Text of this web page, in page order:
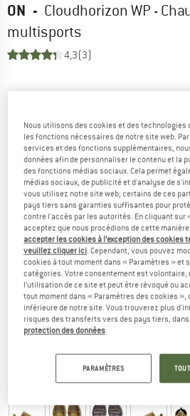
ON - Cloudhorizon WP -
multisports
4,3(3)
Photos détaillées
Nous utilisons des cookies et des technologies
les fonctions nécessaires de notre site web.
services et des fonctions supplémentaires,
données afin de personnaliser le contenu et la
des fonctions médias sociaux. Cela permet
médias sociaux, de publicité et d'analyse de
vous utilisez notre site web; certains de ces
pays tiers sans garanties suffisantes pour
contre l'accès par les autorités. En cliquant sur
acceptez que nous procédions de cette
accepter les cookies à l’exception des cookies
veuillez cliquer ici. Cependant, vous pouvez
cookies à tout moment dans « Paramètres » et
catégories. Votre consentement est volontaire,
l’utilisation de ce site et peut être révoqué ou
tout moment dans « Paramètres des cookies »,
inférieure de notre site. Vous trouverez plus
risques des transferts vers des pays tiers,
protection des données.
PARAMÈTRES